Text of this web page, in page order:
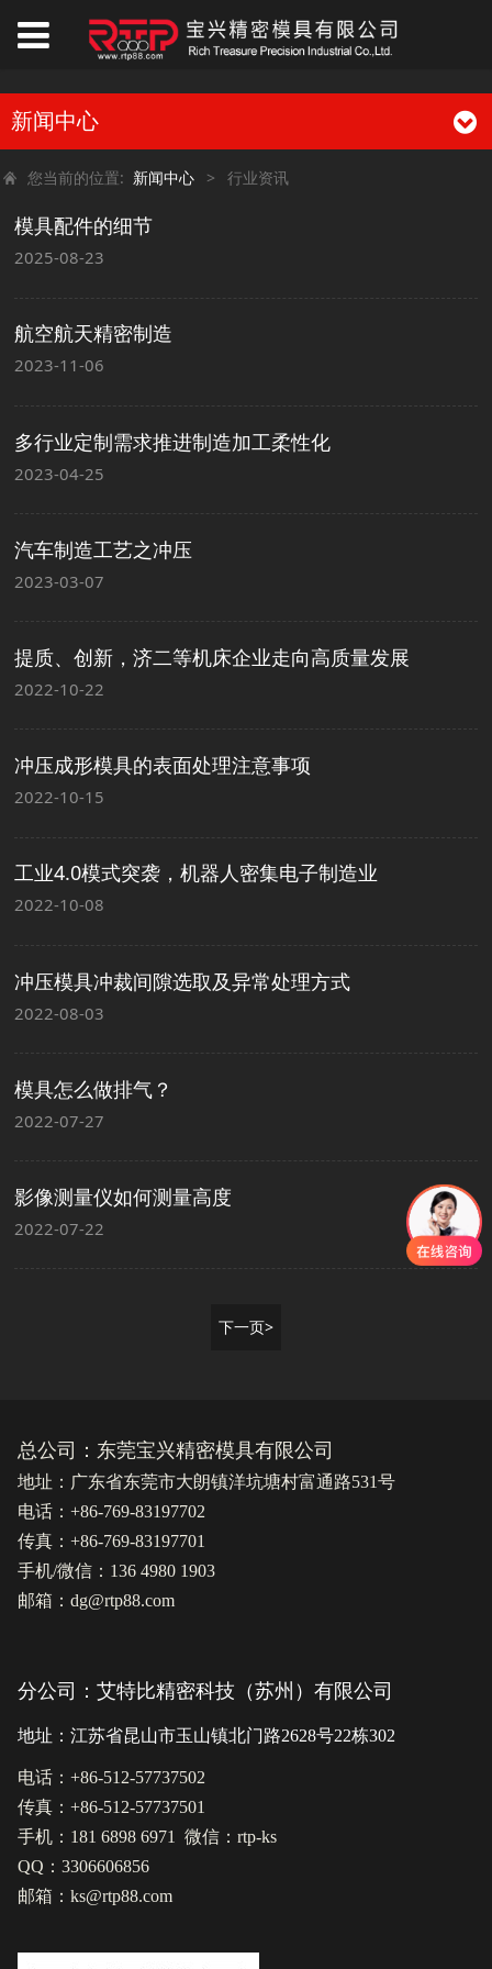
新闻中心
您当前的位置: 新闻中心 > 行业资讯
模具配件的细节
2025-08-23
航空航天精密制造
2023-11-06
多行业定制需求推进制造加工柔性化
2023-04-25
汽车制造工艺之冲压
2023-03-07
提质、创新，济二等机床企业走向高质量发展
2022-10-22
冲压成形模具的表面处理注意事项
2022-10-15
工业4.0模式突袭，机器人密集电子制造业
2022-10-08
冲压模具冲裁间隙选取及异常处理方式
2022-08-03
模具怎么做排气？
2022-07-27
影像测量仪如何测量高度
2022-07-22
下一页>
总公司：东莞宝兴精密模具有限公司
地址：广东省东莞市大朗镇洋坑塘村富通路531号
电话：+86-769-83197702
传真：+86-769-83197701
手机/微信：136 4980 1903
邮箱：dg@rtp88.com
分公司：艾特比精密科技（苏州）有限公司
地址：江苏省昆山市玉山镇北门路2628号22栋302
电话：+86-512-57737502
传真：+86-512-57737501
手机：181 6898 6971 微信：rtp-ks
QQ：3306606856
邮箱：ks@rtp88.com